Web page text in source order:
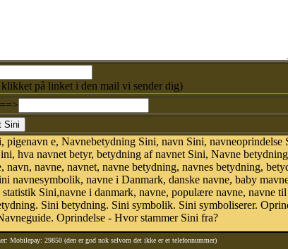
på linket i den mail vi sender dig)
e, Navnebetydning Sini, navn Sini, navneoprindelse
hva navnet betyr, betydning af navnet Sini, Navne
navn, navne, navnet, navne betydning, navnes betydning,
navnesymbolik, navne i Danmark, danske navne, baby
Sini,navne i danmark, navne, populære navne, navne til
Sini betydning. Sini symbolik. Sini symboliserer.
Oprindelse - Hvor stammer Sini fra?
Mobilepay: 29850 (den er god nok selvom det ikke er et telefonnummer)